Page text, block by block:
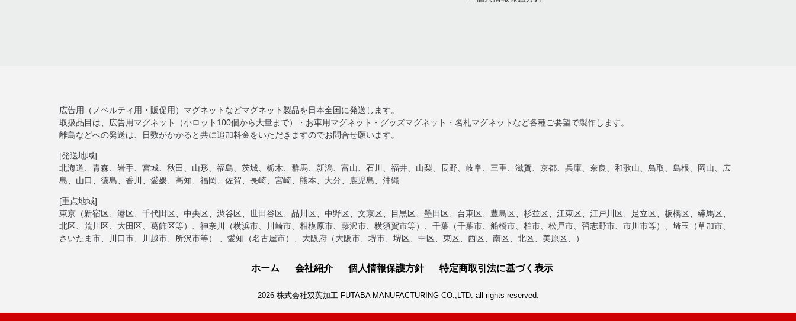
広告用（ノベルティ用・販促用）マグネットなどマグネット製品を日本全国に発送します。
取扱品目は、広告用マグネット（小ロット100個から大量まで）・お車用マグネット・グッズマグネット・名札マグネットなど各種ご要望で製作します。
離島などへの発送は、日数がかかると共に追加料金をいただきますのでお問合せ願います。
[発送地域]
北海道、青森、岩手、宮城、秋田、山形、福島、茨城、栃木、群馬、新潟、富山、石川、福井、山梨、長野、岐阜、三重、滋賀、京都、兵庫、奈良、和歌山、鳥取、島根、岡山、広
島、山口、徳島、香川、愛媛、高知、福岡、佐賀、長崎、宮崎、熊本、大分、鹿児島、沖縄
[重点地域]
東京（新宿区、港区、千代田区、中央区、渋谷区、世田谷区、品川区、中野区、文京区、目黒区、墨田区、台東区、豊島区、杉並区、江東区、江戸川区、足立区、板橋区、練馬区、
北区、荒川区、大田区、葛飾区等）、神奈川（横浜市、川崎市、相模原市、藤沢市、横須賀市等）、千葉（千葉市、船橋市、柏市、松戸市、習志野市、市川市等）、埼玉（草加市、
さいたま市、川口市、川越市、所沢市等） 、愛知（名古屋市）、大阪府（大阪市、堺市、堺区、中区、東区、西区、南区、北区、美原区、）
ホーム 会社紹介 個人情報保護方針 特定商取引法に基づく表示
2026 株式会社双葉加工 FUTABA MANUFACTURING CO.,LTD. all rights reserved.